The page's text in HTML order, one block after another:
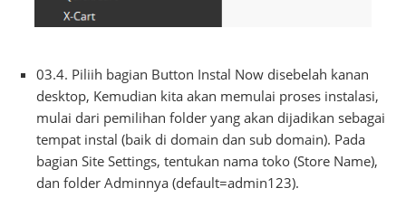
03.4. Piliih bagian Button Instal Now disebelah kanan
desktop, Kemudian kita akan memulai proses instalasi,
mulai dari pemilihan folder yang akan dijadikan sebagai
tempat instal (baik di domain dan sub domain). Pada
bagian Site Settings, tentukan nama toko (Store Name),
dan folder Adminnya (default=admin123).